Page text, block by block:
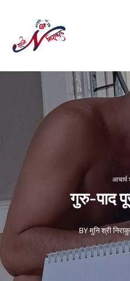
आचार्य
गुरु-पाद
BY मुनि श्री